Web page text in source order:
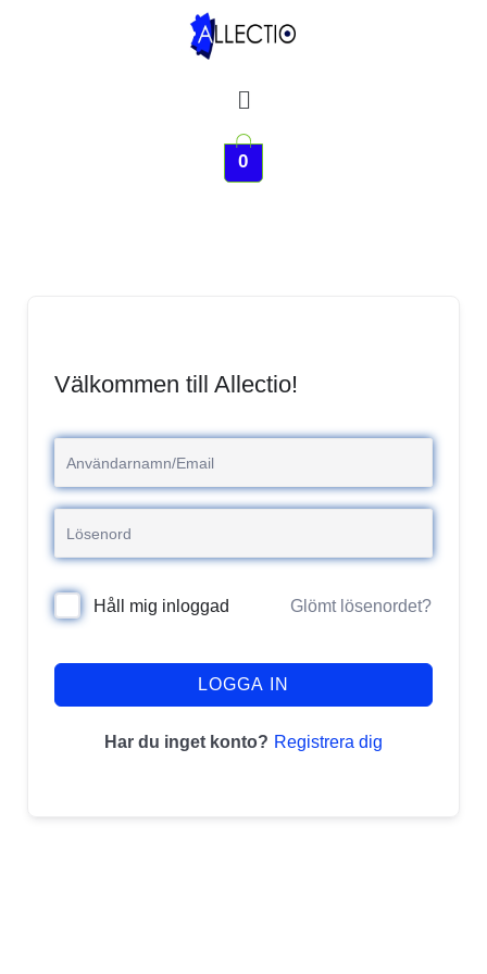
Meny
0
Välkommen till Allectio!
Håll mig inloggad Glömt lösenordet?
LOGGA IN
Har du inget konto? Registrera dig